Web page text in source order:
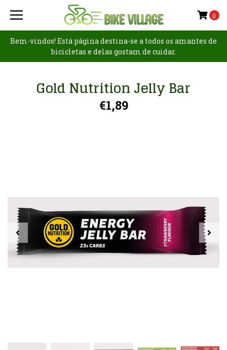
Bem-vindos! Está página destina-se a todos os amantes de
bicicletas e delas gostam de cuidar.
0
Gold Nutrition Jelly Bar
€1,89